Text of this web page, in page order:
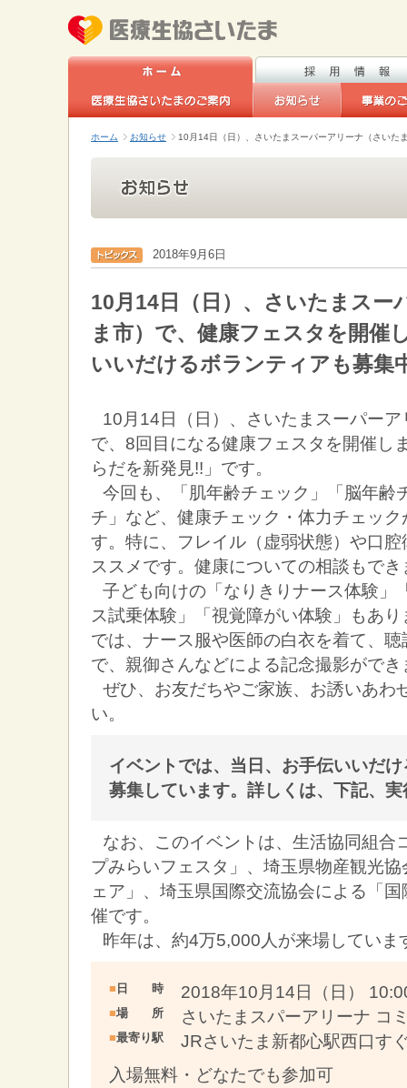
ホーム お知らせ 10月14日（日）、さいたまスーパーアリーナ（さいた
2018年9月6日
10月14日（日）、さいたまスー
ま市）で、健康フェスタを開催
いいだけるボランティアも募集
10月14日（日）、さいたまスーパー
で、8回目になる健康フェスタを開催し
らだを新発見!!」です。
今回も、「肌年齢チェック」「脳年齢
チ」など、健康チェック・体力チェッ
す。特に、フレイル（虚弱状態）や口
ススメです。健康についての相談もでき
子ども向けの「なりきりナース体験」
ス試乗体験」「視覚障がい体験」もあ
では、ナース服や医師の白衣を着て、
で、親御さんなどによる記念撮影ができ
ぜひ、お友だちやご家族、お誘いあわ
い。
イベントでは、当日、お手伝いいだ
募集しています。詳しくは、下記、
なお、このイベントは、生活協同組合
プみらいフェスタ」、埼玉県物産観光
ェア」、埼玉県国際交流協会による「
催です。
昨年は、約4万5,000人が来場していま
■ 日 時 2018年10月14日（日）
■場 所 さいたまスパーアリーナ コ
■最寄り駅
JRさいたま新都心駅西口す
入場無料・どなたでも参加可